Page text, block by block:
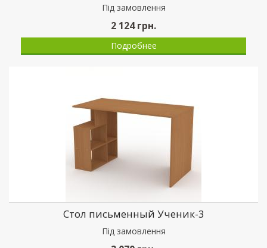
Пiд замовлення
2 124грн.
Подробнее
Стол письменный Ученик-3
Пiд замовлення